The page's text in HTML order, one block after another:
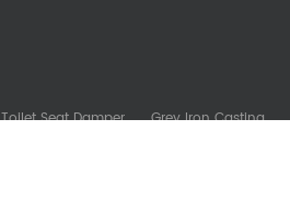
Toilet Seat Damper Grey Iron Casting